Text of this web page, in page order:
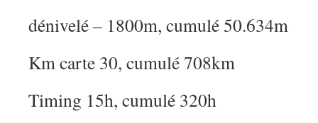
dénivelé – 1800m, cumulé 50.634m
Km carte 30, cumulé 708km
Timing 15h, cumulé 320h